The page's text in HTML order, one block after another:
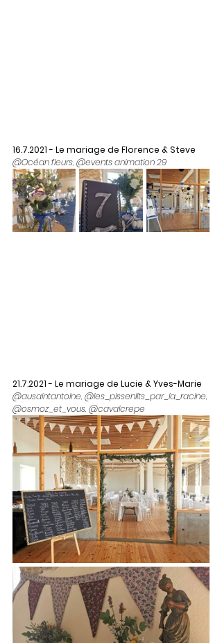
16.7.2021 - Le mariage de Florence & Steve
@Océan fleurs, @events animation 29
21.7.2021 - Le mariage de Lucie & Yves-Marie
@ausaintantoine, @les_pissenlits_par_la_racine,
@osmoz_et_vous, @cavalcrepe